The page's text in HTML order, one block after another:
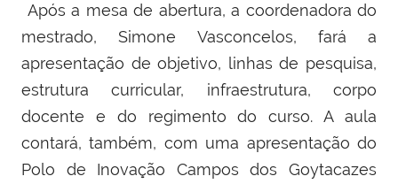
Após a mesa de abertura, a coordenadora do
mestrado, Simone Vasconcelos, fará a
apresentação deobjetivo, linhas de pesquisa,
estrutura curricular, infraestrutura, corpo
docente e do regimento do curso. A aula
contará, também, com uma apresentação do
Polo de Inovação Campos dos Goytacazes